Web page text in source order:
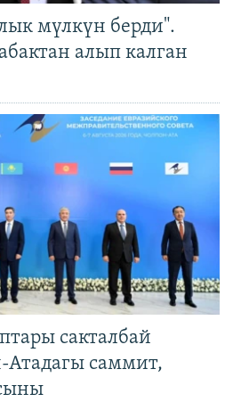
мүлкүн берди".
алып калган
сакталбай
Атадагы саммит,